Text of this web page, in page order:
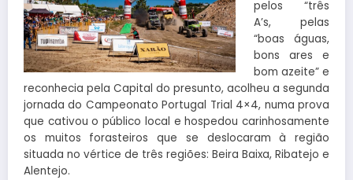
pelos “três
A’s, pelas
“boas águas,
bons ares e
bom azeite” e
reconhecia pela Capital do presunto, acolheu a segunda
jornada do Campeonato Portugal Trial 4×4, numa prova
que cativou o público local e hospedou carinhosamente
os muitos forasteiros que se deslocaram à região
situada no vértice de três regiões: Beira Baixa, Ribatejo e
Alentejo.